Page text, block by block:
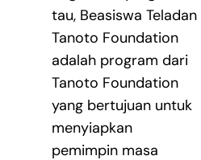
tau, Beasiswa Teladan
Tanoto Foundation
adalah program dari
Tanoto Foundation
yang bertujuan untuk
menyiapkan
pemimpin masa